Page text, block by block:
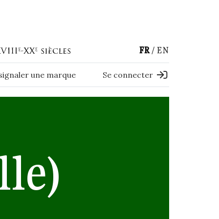
FR EN
une marque Se connecter